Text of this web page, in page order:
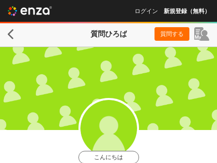
ログイン 新規登録（無料）
質問ひろば 質問する
こんにちは